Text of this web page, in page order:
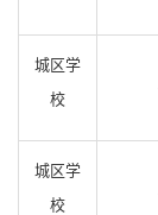
城区学
校
城区学
校